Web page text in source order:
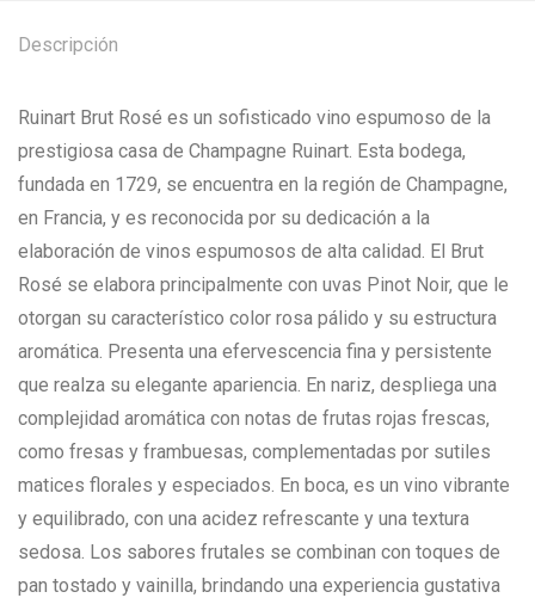
Descripción
Ruinart Brut Rosé es un sofisticado vino espumoso de la
prestigiosa casa de Champagne Ruinart. Esta bodega,
fundada en 1729, se encuentra en la región de Champagne,
en Francia, y es reconocida por su dedicación a la
elaboración de vinos espumosos de alta calidad. El Brut
Rosé se elabora principalmente con uvas Pinot Noir, que le
otorgan su característico color rosa pálido y su estructura
aromática. Presenta una efervescencia fina y persistente
que realza su elegante apariencia. En nariz, despliega una
complejidad aromática con notas de frutas rojas frescas,
como fresas y frambuesas, complementadas por sutiles
matices florales y especiados. En boca, es un vino vibrante
y equilibrado, con una acidez refrescante y una textura
sedosa. Los sabores frutales se combinan con toques de
pan tostado y vainilla, brindando una experiencia gustativa